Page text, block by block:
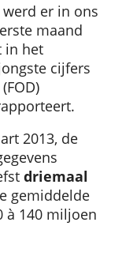
werd er in ons
maand
in het
cijfers
2013, de
driemaal
gemiddelde
à 140 miljoen